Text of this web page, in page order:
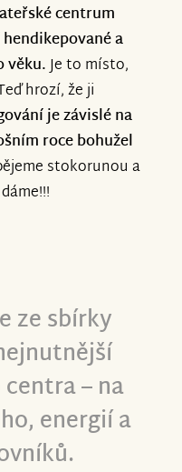
centrum
a
věku.Je to místo,
hrozí, že ji
je závislé na
roce bohužel
stokorunou a
ze sbírky
– na
energií a